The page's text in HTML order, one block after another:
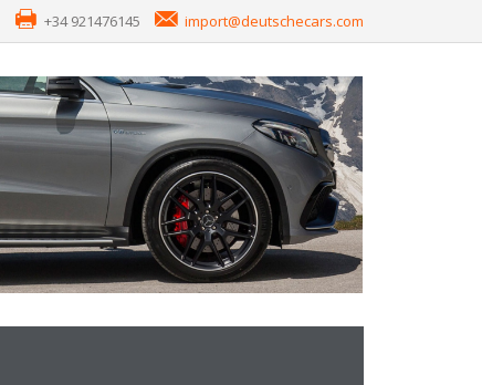
+34 921476145 import@deutschecars.com